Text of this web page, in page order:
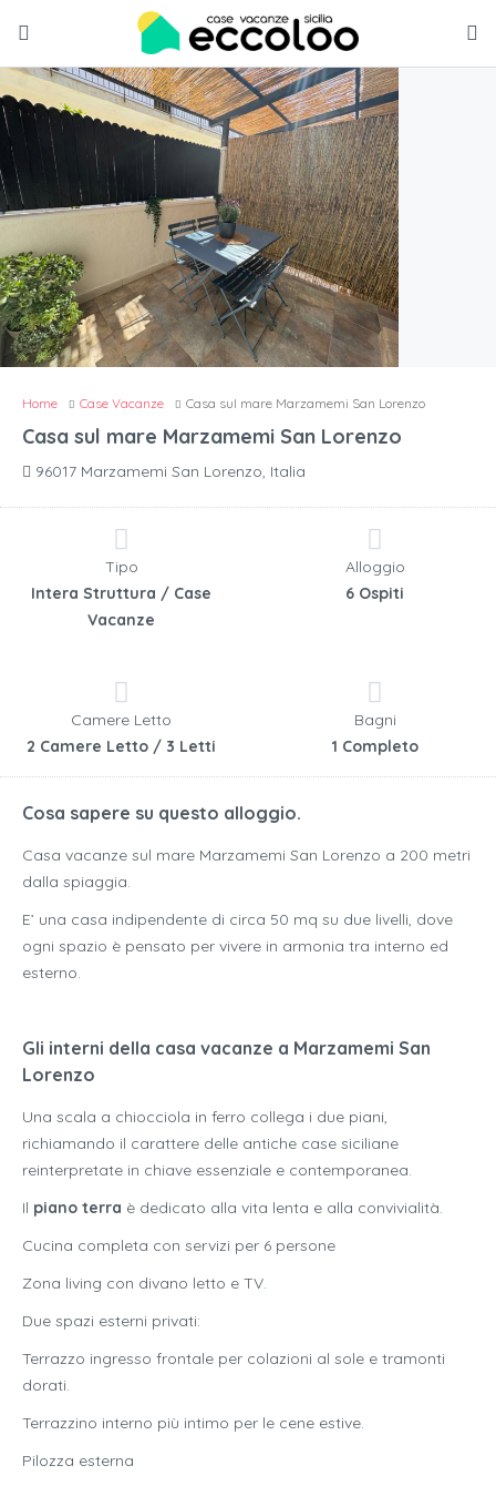
Home Case Vacanze Casa sul mare Marzamemi San Lorenzo
Casa sul mare Marzamemi San Lorenzo
96017 Marzamemi San Lorenzo, Italia
Tipo
Intera Struttura / Case
Vacanze
Alloggio
6 Ospiti
Camere Letto
2 Camere Letto / 3 Letti
Bagni
1 Completo
Cosa sapere su questo alloggio.
Casa vacanze sul mare Marzamemi San Lorenzo a 200 metri
dalla spiaggia.
E’ una casa indipendente di circa 50 mq su due livelli, dove
ogni spazio è pensato per vivere in armonia tra interno ed
esterno.
Gli interni della casa vacanze a Marzamemi San
Lorenzo
Una scala a chiocciola in ferro collega i due piani,
richiamando il carattere delle antiche case siciliane
reinterpretate in chiave essenziale e contemporanea.
Il piano terra è dedicato alla vita lenta e alla convivialità.
Cucina completa con servizi per 6 persone
Zona living con divano letto e TV.
Due spazi esterni privati:
Terrazzo ingresso frontale per colazioni al sole e tramonti
dorati.
Terrazzino interno più intimo per le cene estive.
Pilozza esterna